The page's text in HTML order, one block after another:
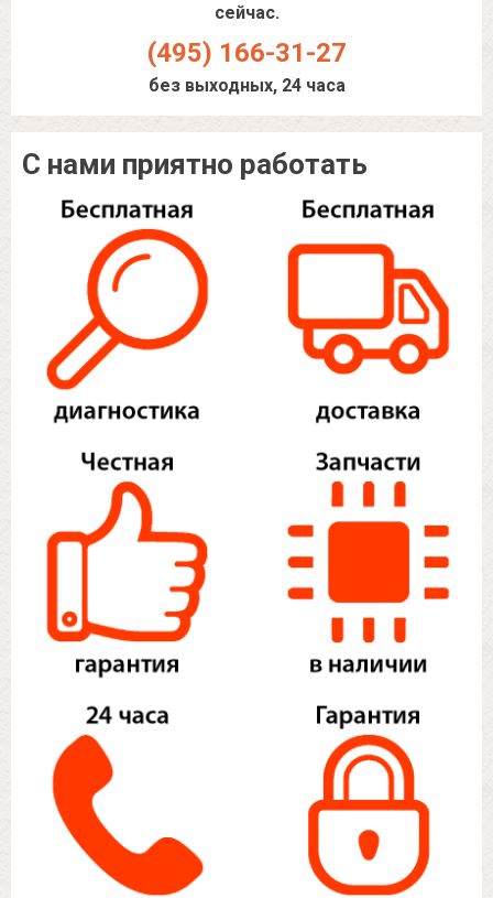
сейчас.
(495) 166-31-27
без выходных, 24 часа
С нами приятно работать